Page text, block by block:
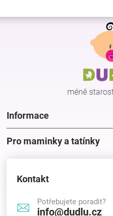
Z
méně
Informace
Pro maminky a tatínky
Kontakt
Potřebujete poradit?
info@dudlu.cz